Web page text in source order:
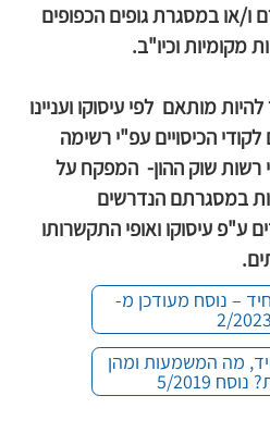
מה המשמעות ומהן
5/2019
– נוסח מעודכן מ-
2/2023
ו/או במסגרת גופים הכפופים
מקומיות וכיו"ב.
מותאם  לפי עיסוקו ועניינו
הכיסויים עפ"י רשימה
שוק ההון-  המפקח על
במסגרתם הנדרשים
ע"פ עיסוקו ואופי התקשרותו